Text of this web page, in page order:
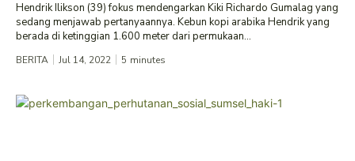
Hendrik Ilikson (39) fokus mendengarkan Kiki Richardo Gumalag yang
sedang menjawab pertanyaannya. Kebun kopi arabika Hendrik yang
berada di ketinggian 1.600 meter dari permukaan...
BERITA Jul 14, 2022 5 minutes